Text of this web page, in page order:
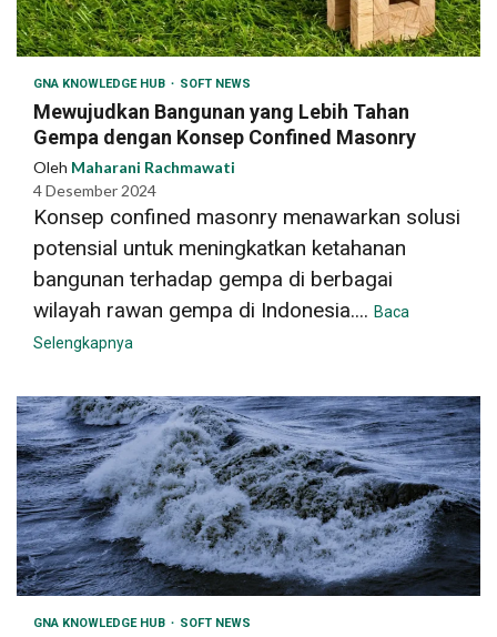
GNA KNOWLEDGE HUB SOFT NEWS
Mewujudkan Bangunan yang Lebih Tahan
Gempa dengan Konsep Confined Masonry
Oleh Maharani Rachmawati
4 Desember 2024
Konsep confined masonry menawarkan solusi
potensial untuk meningkatkan ketahanan
bangunan terhadap gempa di berbagai
wilayah rawan gempa di Indonesia.... Baca
Selengkapnya
GNA KNOWLEDGE HUB SOFT NEWS